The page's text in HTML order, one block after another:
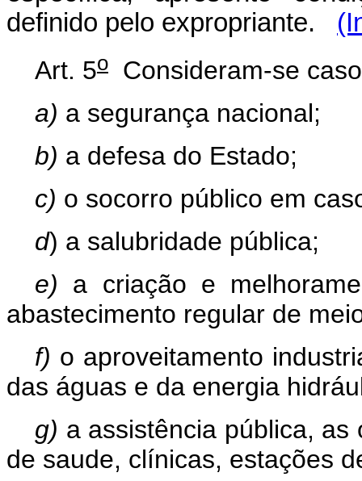
definido pelo expropriante.
Art. 5o Consideram-se
a) a segurança nacional;
b) a defesa do Estado;
c) o socorro público em
d) a salubridade pública;
e) a criação e
abastecimento regular de
f) o aproveitamento
das águas e da energia
g) a assistência pública,
de saude, clínicas, estações